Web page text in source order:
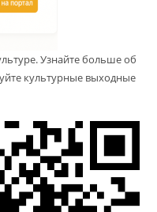
Узнайте больше об
культурные выходные